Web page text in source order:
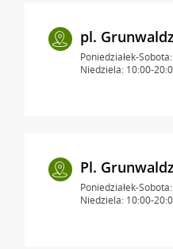
pl.
Poniedziałek-
Niedziela: 10:00-
Pl.
Poniedziałek-
Niedziela: 10:00-